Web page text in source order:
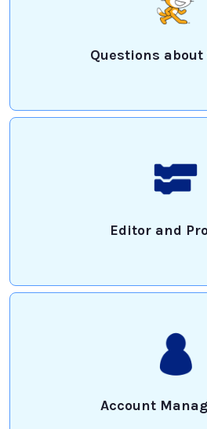
Questions
Editor and
Account